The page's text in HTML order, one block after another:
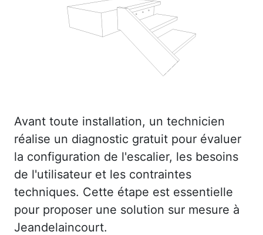
Avant toute installation, un technicien
réalise un diagnostic gratuit pour évaluer
la configuration de l'escalier, les besoins
de l'utilisateur et les contraintes
techniques. Cette étape est essentielle
pour proposer une solution sur mesure à
Jeandelaincourt.